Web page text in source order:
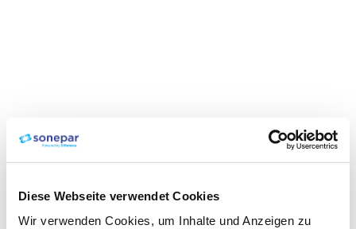
Diese Webseite verwendet Cookies
Wir verwenden Cookies, um Inhalte und Anzeigen zu